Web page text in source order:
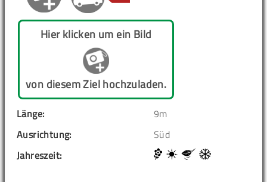
Hier klicken um ein Bild
von diesem Ziel hochzuladen.
Länge:
9m
Ausrichtung:
Süd
Jahreszeit: